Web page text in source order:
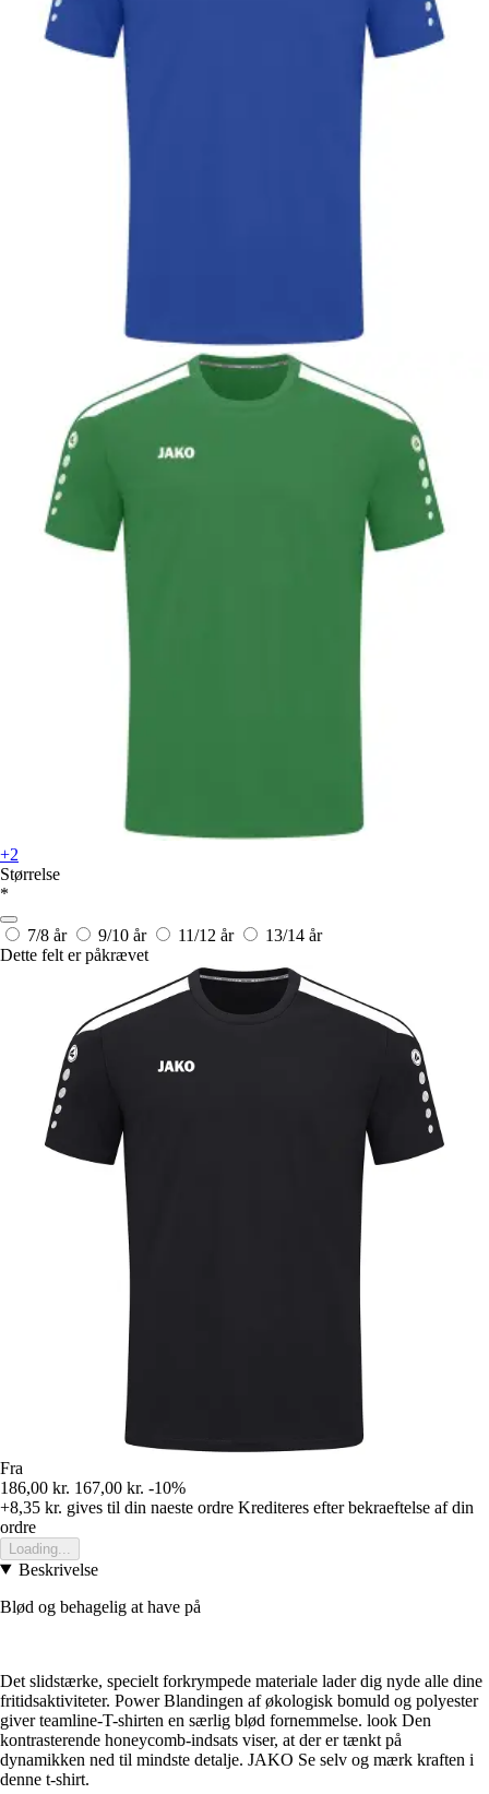
+2
Størrelse
*
7/8 år 9/10 år 11/12 år
13/14 år
Dette felt er påkrævet
Fra
186,00 kr. 167,00 kr. -10%
+8,35 kr. gives til din naeste ordre Krediteres efter bekraeftelse af din
ordre
Loading...
Beskrivelse
Blød og behagelig at have på
Det slidstærke, specielt forkrympede materiale lader dig nyde alle dine
fritidsaktiviteter. Power Blandingen af økologisk bomuld og polyester
giver teamline-T-shirten en særlig blød fornemmelse. look Den
kontrasterende honeycomb-indsats viser, at der er tænkt på
dynamikken ned til mindste detalje. JAKO Se selv og mærk kraften i
denne t-shirt.